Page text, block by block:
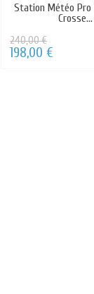
Station Météo Pro
Crosse...
240,00 €
198,00 €